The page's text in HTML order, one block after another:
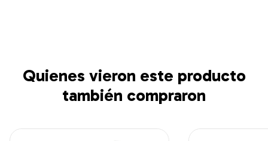
Quienes vieron este producto
también compraron